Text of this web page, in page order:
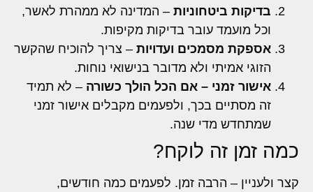
בדיקות ביטחוניות – המדינה לא ממהרת לאשר,
וכל מועמד עובר בדיקות מקיפות.
אספקת מסמכים ועדויות – צריך להוכיח שהקשר
הזוגי אמיתי ולא מדובר בנישואי נוחות.
אישור זמני – אם הכל הולך כשורה – לא תמיד
זה מסתיים בכך, ולפעמים מקבלים אישור זמני
שמתחדש מדי שנה.
כמה זמן זה לוקח?
קצר ולעניין – הרבה זמן. לפעמים כמה חודשים,